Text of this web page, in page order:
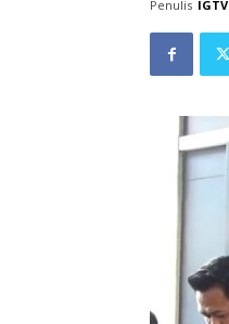
Penulis IGTV